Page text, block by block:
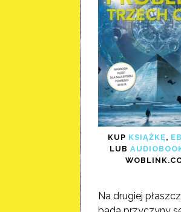
KUP KSIĄŻKĘ,
LUB
Na drugiej